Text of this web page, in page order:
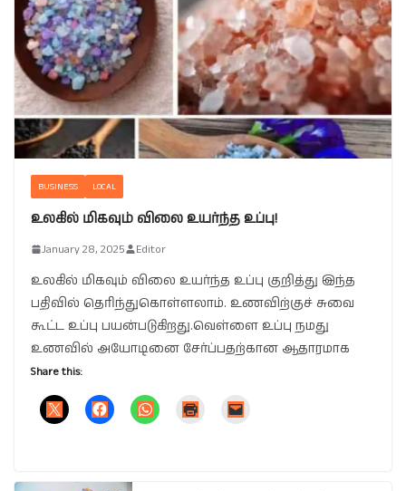
BUSINESS LOCAL
உலகில் மிகவும் விலை உயர்ந்த உப்பு!
January 28, 2025 Editor
உலகில் மிகவும் விலை உயர்ந்த உப்பு குறித்து இந்த
பதிவில் தெரிந்துகொள்ளலாம். உணவிற்குச் சுவை
கூட்ட உப்பு பயன்படுகிறது.வெள்ளை உப்பு நமது
உணவில் அயோடினை சேர்ப்பதற்கான ஆதாரமாக
Share this: